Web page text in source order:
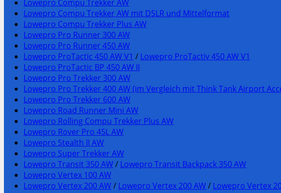
Lowepro Compu Trekker AW
Lowepro Compu Trekker AW mit DSLR und Mittelformat
Lowepro Compu Trekker Plus AW
Lowepro Pro Runner 300 AW
Lowepro Pro Runner 450 AW
Lowepro ProTactic 450 AW V1 / Lowepro ProTactiv 450 AW V1
Lowepro ProTactic BP 450 AW II
Lowepro Pro Trekker 300 AW
Lowepro Pro Trekker 400 AW (im Vergleich mit Think Tank Airport
Lowepro Pro Trekker 600 AW
Lowepro Road Runner Mini AW
Lowepro Rolling Compu Trekker Plus AW
Lowepro Rover Pro 45L AW
Lowepro Stealth II AW
Lowepro Super Trekker AW
Lowepro Transit 350 AW/ Lowepro Transit Backpack 350 AW
Lowepro Vertex 100 AW
Lowepro Vertex 200 AW/ Lowepro Vertex 200 AW/ Lowepro Vertex